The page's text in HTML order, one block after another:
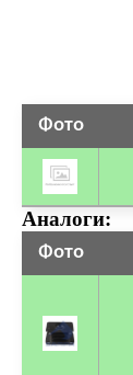
Фото
Аналоги:
Фото